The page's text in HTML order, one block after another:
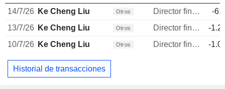
14/7/26 Ke Cheng Liu Otros Director financiero
-
13/7/26 Ke Cheng Liu Otros Director financiero
-
10/7/26 Ke Cheng Liu Otros Director financiero -
Historial de transacciones